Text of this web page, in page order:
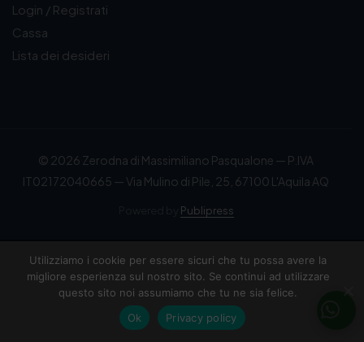
Login / Registrati
Cassa
Lista dei desideri
© 2026 Zerodna di Massimiliano Pasqualone — P.IVA
IT02172040665 — Via Mulino di Pile, 25, 67100 L'Aquila AQ
Publipress
Utilizziamo i cookie per essere sicuri che tu possa avere la
migliore esperienza sul nostro sito. Se continui ad utilizzare
questo sito noi assumiamo che tu ne sia felice.
Ok
Privacy policy